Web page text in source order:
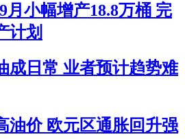
月小幅增产18.8万桶 完
计划
成日常 业者预计趋势难
油价 欧元区通胀回升强